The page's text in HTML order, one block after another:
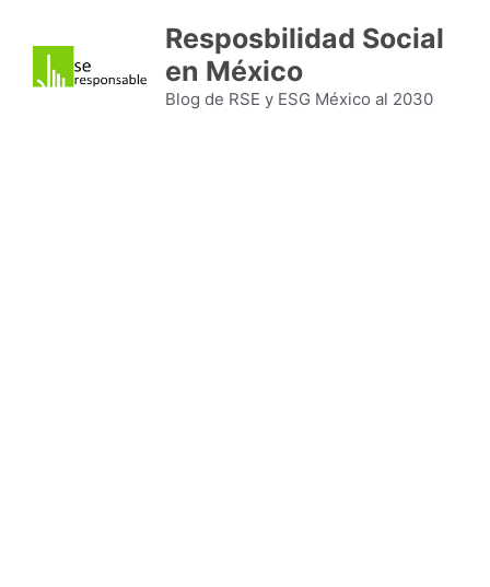
contenido
Resposbilidad Social
en México
Blog de RSE y ESG México al 2030